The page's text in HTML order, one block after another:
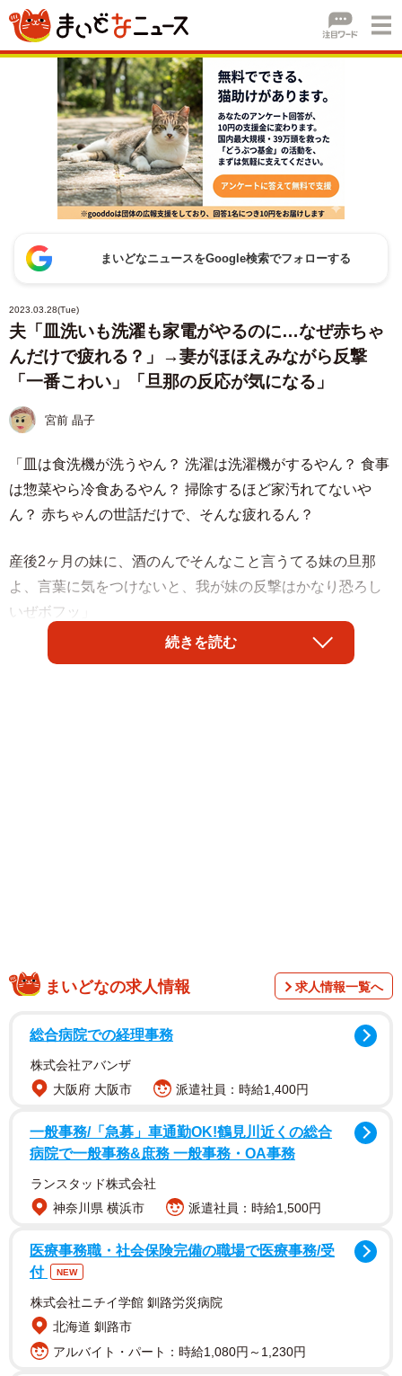
まいどなニュースをGoogle検索でフォローする
2023.03.28(Tue)
夫「皿洗いも洗濯も家電がやるのに…なぜ赤ちゃ
んだけで疲れる？」→妻がほほえみながら反撃
「一番こわい」「旦那の反応が気になる」
宮前 晶子
「皿は食洗機が洗うやん？ 洗濯は洗濯機がするやん？ 食事
は惣菜やら冷食あるやん？ 掃除するほど家汚れてないや
ん？ 赤ちゃんの世話だけで、そんな疲れるん？
産後2ヶ月の妹に、酒のんでそんなこと言うてる妹の旦那
よ、言葉に気をつけないと、我が妹の反撃はかなり恐ろし
いぜボフッ」
は約2ヶ月前に出産したばかり。家事・育児に心身をすり減
らしながら、日々を過ごしているタイミングで、トリイモ
さんの夫（以下イモダンさん）から「皿は食洗機が洗うや
ん？ 洗濯は洗濯機がするやん？ 食事は惣菜やら冷食あるや
ん？ 掃除するほど家汚れてないやん？ 赤ちゃんの世話だけ
続きを読む
まいどなの求人情報 求人情報一覧へ
総合病院での経理事務
株式会社アバンザ
大阪府 大阪市
派遣社員：時給1,400円
一般事務/「急募」車通勤OK!鶴見川近くの総合
病院で一般事務&庶務 一般事務・OA事務
ランスタッド株式会社
神奈川県 横浜市
派遣社員：時給1,500円
医療事務職・社会保険完備の職場で医療事務/受
付
NEW
株式会社ニチイ学館 釧路労災病院
北海道 釧路市
アルバイト・パート：時給1,080円～1,230円